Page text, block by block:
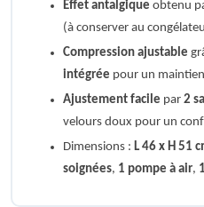
Effet antalgique obtenu
(à conserver au
Compression ajustable
intégrée pour un
Ajustement facile par 2
velours doux pour un
Dimensions : L 46 x H 51
soignées, 1 pompe à air,